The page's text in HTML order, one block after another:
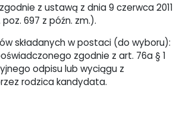
z ustawą z dnia 9 czerwca 2011
697 z późn. zm.).
składanych w postaci (do wyboru):
zgodnie z art. 76a § 1
odpisu lub wyciągu z
rodzica kandydata.